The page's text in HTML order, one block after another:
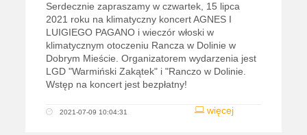
Serdecznie zapraszamy w czwartek, 15 lipca
2021 roku na klimatyczny koncert AGNES I
LUIGIEGO PAGANO i wieczór włoski w
klimatycznym otoczeniu Rancza w Dolinie w
Dobrym Mieście. Organizatorem wydarzenia jest
LGD "Warmiński Zakątek" i "Ranczo w Dolinie.
Wstęp na koncert jest bezpłatny!
więcej
2021-07-09 10:04:31